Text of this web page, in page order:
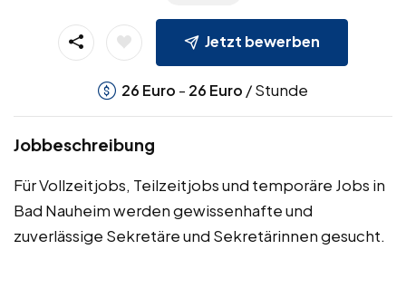
Jetzt bewerben
26 Euro - 26 Euro / Stunde
Jobbeschreibung
Für Vollzeitjobs, Teilzeitjobs und temporäre Jobs in
Bad Nauheim werden gewissenhafte und
zuverlässige Sekretäre und Sekretärinnen gesucht.